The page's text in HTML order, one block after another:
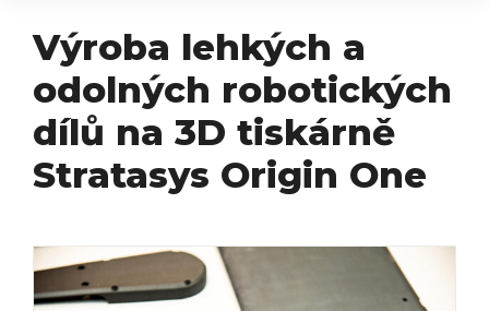
Výroba lehkých a
odolných robotických
dílů na 3D tiskárně
Stratasys Origin One